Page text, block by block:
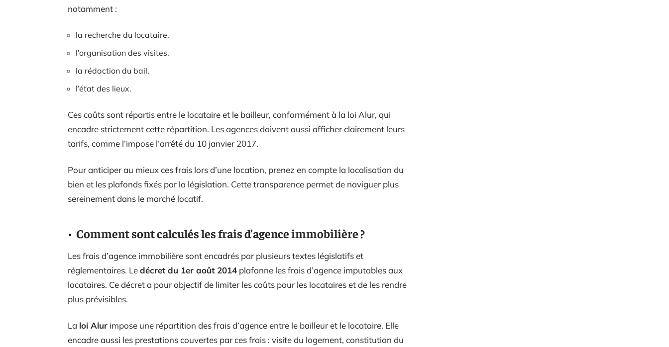
notamment :
la recherche du locataire,
l’organisation des visites,
la rédaction du bail,
l’état des lieux.
Ces coûts sont répartis entre le locataire et le bailleur, conformément à la loi Alur, qui
encadre strictement cette répartition. Les agences doivent aussi afficher clairement leurs
tarifs, comme l’impose l’arrêté du 10 janvier 2017.
Pour anticiper au mieux ces frais lors d’une location, prenez en compte la localisation du
bien et les plafonds fixés par la législation. Cette transparence permet de naviguer plus
sereinement dans le marché locatif.
Comment sont calculés les frais d’agence immobilière ?
Les frais d’agence immobilière sont encadrés par plusieurs textes législatifs et
réglementaires. Ledécret du 1er août 2014 plafonne les frais d’agence imputables aux
locataires. Ce décret a pour objectif de limiter les coûts pour les locataires et de les rendre
plus prévisibles.
La loi Alur impose une répartition des frais d’agence entre le bailleur et le locataire. Elle
encadre aussi les prestations couvertes par ces frais : visite du logement, constitution du